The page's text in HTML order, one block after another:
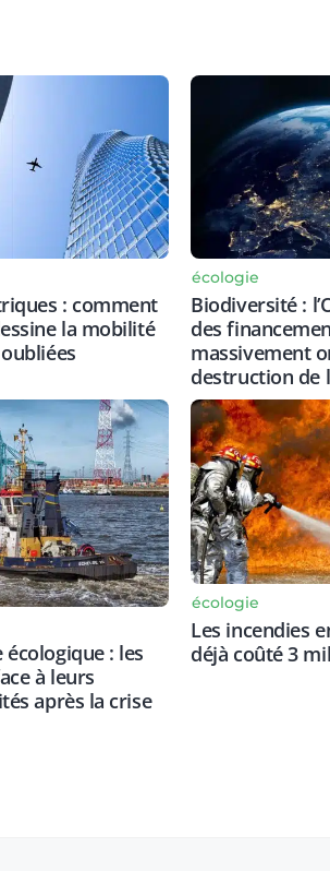
: comment
la mobilité
écologie
Biodiversité :
des
massivement
destruction de
écologique : les
à leurs
après la crise
écologie
Les incendies
déjà coûté 3